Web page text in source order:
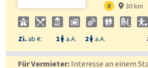
8  30 km
Zi.ab €: 1  a.A. 2  a.A.
Für Vermieter: Interesse an einem